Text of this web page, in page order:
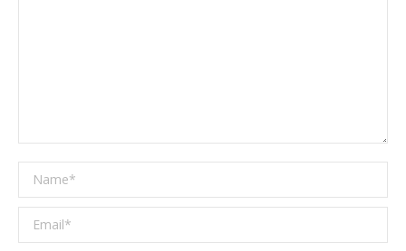
Name *
Email *